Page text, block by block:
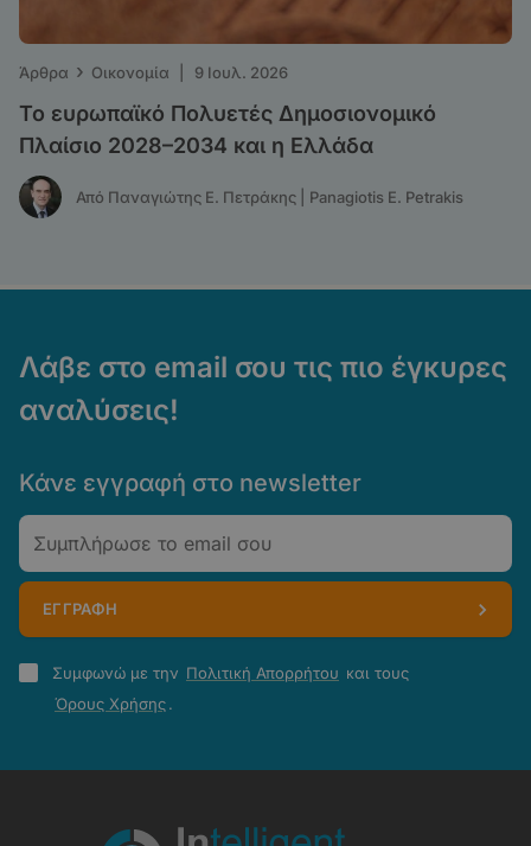
Άρθρα › Οικονομία 9 Ιουλ. 2026
Το ευρωπαϊκό Πολυετές Δημοσιονομικό
Πλαίσιο 2028–2034 και η Ελλάδα
Από Παναγιώτης Ε. Πετράκης | Panagiotis E. Petrakis
Λάβε στο email σου τις πιο έγκυρες
αναλύσεις!
Κάνε εγγραφή στο newsletter
Email
ΕΓΓΡΑΦΗ
Πολιτική
Απορρήτου
Συμφωνώ με την Πολιτική Απορρήτου και τους
Όρους Χρήσης.